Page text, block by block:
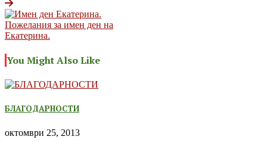
You Might Also Like
БЛАГОДАРНОСТИ
октомври 25, 2013